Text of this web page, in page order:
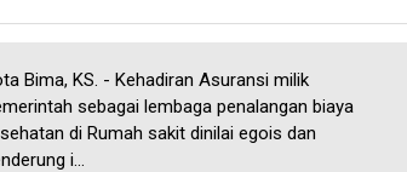
Bima, KS. - Kehadiran Asuransi milik
sebagai lembaga penalangan biaya
di Rumah sakit dinilai egois dan
i...